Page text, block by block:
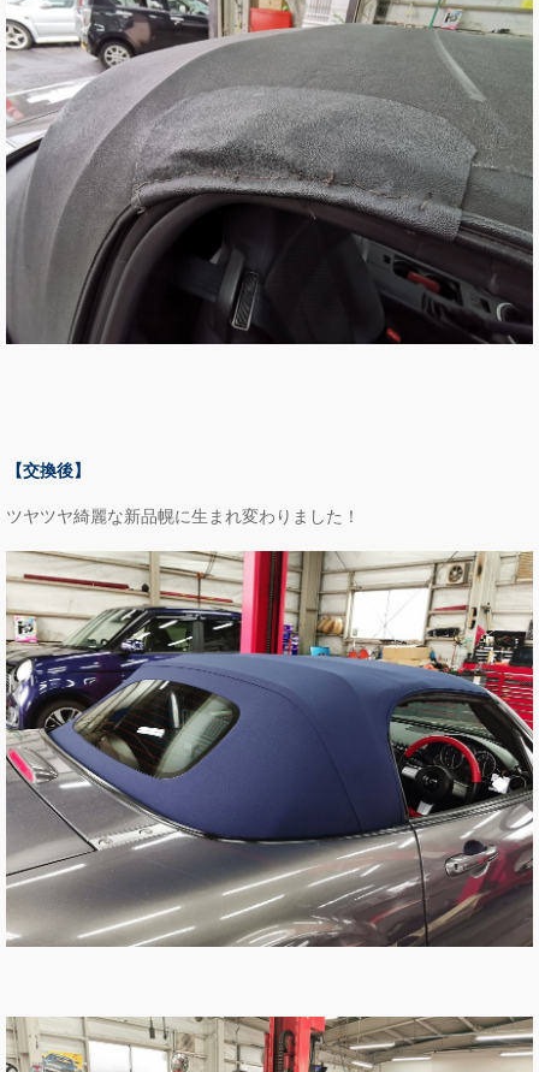
【交換後】
ツヤツヤ綺麗な新品幌に生まれ変わりました！